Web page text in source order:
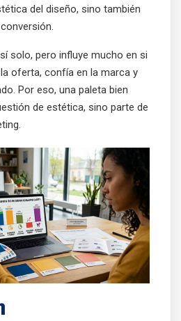
del diseño, sino también
solo, pero influye mucho en si
oferta, confía en la marca y
Por eso, una paleta bien
de estética, sino parte de